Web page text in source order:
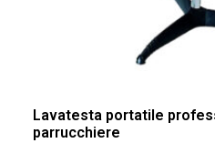
Lavatesta portatile
parrucchiere